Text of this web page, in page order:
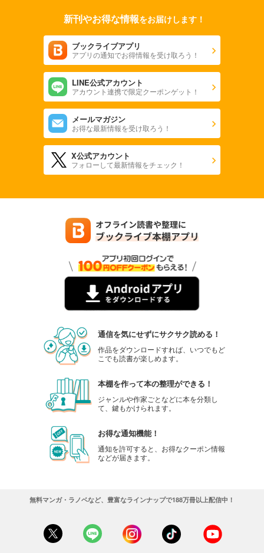
新刊やお得な情報をお届けします！
ブックライブアプリ
アプリの通知でお得情報を受け取ろう！
LINE公式アカウント
アカウント連携で限定クーポンゲット！
メールマガジン
お得な最新情報を受け取ろう！
X公式アカウント
フォローして最新情報をチェック！
通信を気にせずにサクサク読める！
作品をダウンロードすれば、いつでもど
こでも読書が楽しめます。
本棚を作って本の整理ができる！
ジャンルや作家ごとなどに本を分類し
て、鍵もかけられます。
お得な通知機能！
通知を許可すると、お得なクーポン情報
などが届きます。
無料マンガ・ラノベなど、豊富なラインナップで188万冊以上配信中！